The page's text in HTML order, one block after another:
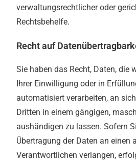
verwaltungsrechtlicher oder
Rechtsbehelfe.
Recht auf
Sie haben das Recht, Daten, die
Ihrer Einwilligung oder in
automatisiert verarbeiten, an
Dritten in einem gängigen,
aushändigen zu lassen. Sofern
Übertragung der Daten an einen
Verantwortlichen verlangen,